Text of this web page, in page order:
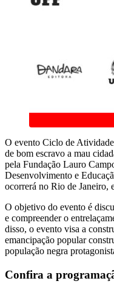
O evento Ciclo de
de bom escravo a mau
pela Fundação Lauro
Desenvolvimento e
ocorrerá no Rio de Janeiro,
O objetivo do evento é
e compreender o
disso, o evento visa a
emancipação popular
população negra
Confira a